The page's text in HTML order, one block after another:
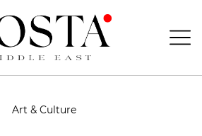
Art & Culture